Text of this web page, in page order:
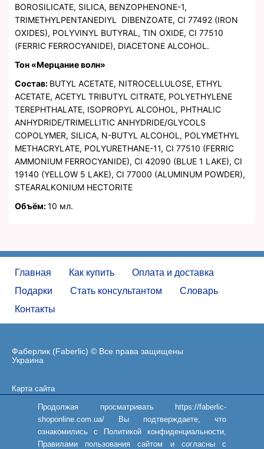
BOROSILICATE, SILICA, BENZOPHENONE-1,
TRIMETHYLPENTANEDIYL DIBENZOATE, CI 77492 (IRON
OXIDES), POLYVINYL BUTYRAL, TIN OXIDE, CI 77510
(FERRIC FERROCYANIDE), DIACETONE ALCOHOL.
Тон «Мерцание волн»
Состав: BUTYL ACETATE, NITROCELLULOSE, ETHYL
ACETATE, ACETYL TRIBUTYL CITRATE, POLYETHYLENE
TEREPHTHALATE, ISOPROPYL ALCOHOL, PHTHALIC
ANHYDRIDE/TRIMELLITIC ANHYDRIDE/GLYCOLS
COPOLYMER, SILICA, N-BUTYL ALCOHOL, POLYMETHYL
METHACRYLATE, POLYURETHANE-11, CI 77510 (FERRIC
AMMONIUM FERROCYANIDE), CI 42090 (BLUE 1 LAKE), CI
19140 (YELLOW 5 LAKE), CI 77000 (ALUMINUM POWDER),
STEARALKONIUM HECTORITE
Объём:10 мл.
Главная Как купить
Оплата и доставка
Подарки
Стать консультантом
Словарь
Контакты
Фаберлик (Faberlic) © Все права защищены
Украина
Карта сайта
Продолжая просматривать https://faberlic-
shoponline.com.ua/ Вы подтверждаете, что
ознакомились с Политикой конфиденциальности,
Правилами пользования сайтом и согласны с